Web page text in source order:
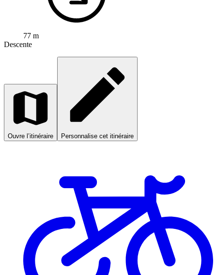
77 m
Descente
Ouvre l’itinéraire Personnalise cet itinéraire